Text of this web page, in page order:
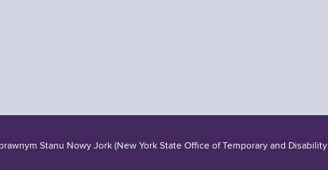
Stanu Nowy Jork (New York State Office of Temporary and Disability